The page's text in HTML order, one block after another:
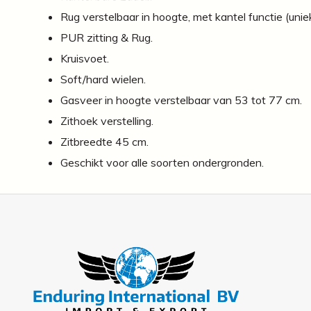
Rug verstelbaar in hoogte, met kantel functie
PUR zitting & Rug.
Kruisvoet.
Soft/hard wielen.
Gasveer in hoogte verstelbaar van 53 tot 77 cm.
Zithoek verstelling.
Zitbreedte 45 cm.
Geschikt voor alle soorten ondergronden.